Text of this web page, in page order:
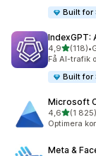
Built for
IndexGPT:
4,9av 5(118)
118 •
Få AI-trafik
Built for
Microsoft
4,6av 5(1 825)
1825
Optimera
Meta &